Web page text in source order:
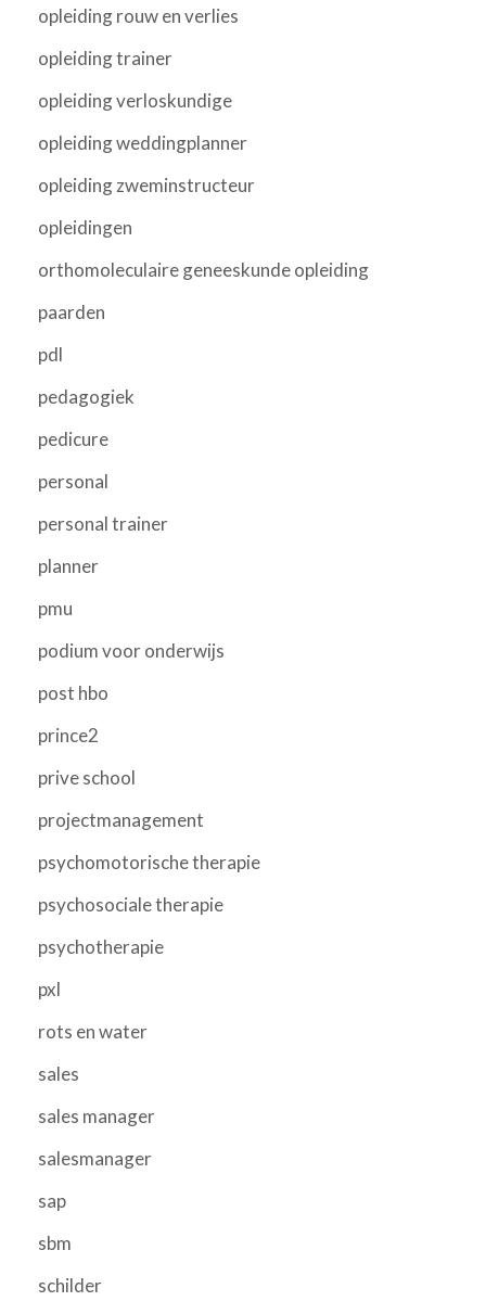
opleiding rouw en verlies
opleiding trainer
opleiding verloskundige
opleiding weddingplanner
opleiding zweminstructeur
opleidingen
orthomoleculaire geneeskunde opleiding
paarden
pdl
pedagogiek
pedicure
personal
personal trainer
planner
pmu
podium voor onderwijs
post hbo
prince2
prive school
projectmanagement
psychomotorische therapie
psychosociale therapie
psychotherapie
pxl
rots en water
sales
sales manager
salesmanager
sap
sbm
schilder